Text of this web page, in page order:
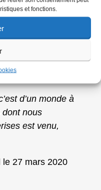
et fonctions.
que la
la concevons
forte et
d’un monde à
dont nous
est venu,
le 27 mars 2020